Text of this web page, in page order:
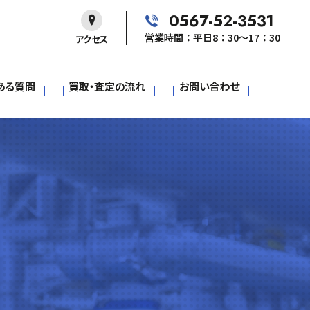
アクセス
0567-52-3531
営業時間：平日8：30～17：30
る質問 買取・査定の流れ お問い合わせ